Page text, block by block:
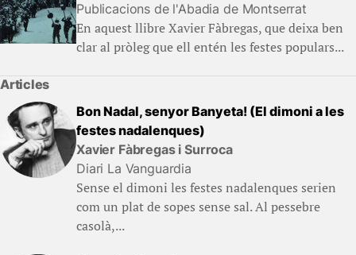
Publicacions de l'Abadia de Montserrat
En aquest llibre Xavier Fàbregas, que deixa ben
clar al pròleg que ell entén les festes populars...
Articles
Bon Nadal, senyor Banyeta! (El dimoni a les
festes nadalenques)
Xavier Fàbregas i Surroca
Diari La Vanguardia
Sense el dimoni les festes nadalenques serien
com un plat de sopes sense sal. Al pessebre
casolà,...